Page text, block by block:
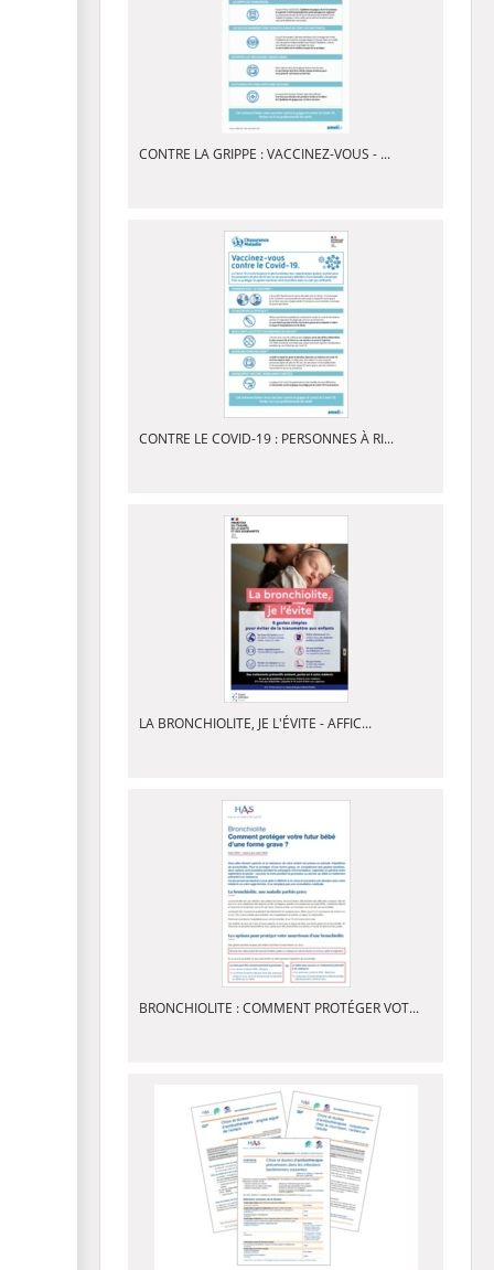
CONTRE LA GRIPPE : VACCINEZ-VOUS - ...
CONTRE LE COVID-19 : PERSONNES À RI...
LA BRONCHIOLITE, JE L'ÉVITE - AFFIC...
BRONCHIOLITE : COMMENT PROTÉGER VOT...